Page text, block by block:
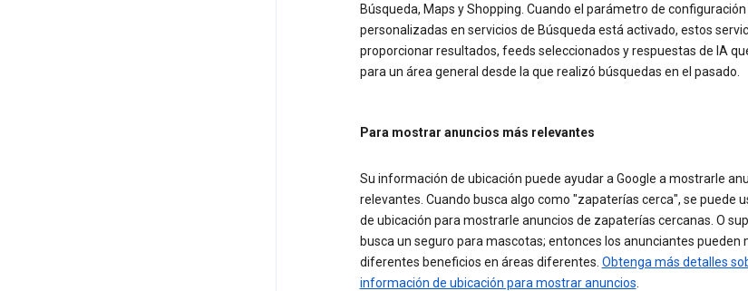
Búsqueda, Maps y Shopping. Cuando el parámetro de
personalizadas en servicios de Búsqueda está activado, estos
proporcionar resultados, feeds seleccionados y respuestas de IA
para un área general desde la que realizó búsquedas en el pasado.
Para mostrar anuncios más relevantes
Su información de ubicación puede ayudar a Google a mostrarle
relevantes. Cuando busca algo como "zapaterías cerca", se puede
de ubicación para mostrarle anuncios de zapaterías cercanas. O
busca un seguro para mascotas; entonces los anunciantes pueden
diferentes beneficios en áreas diferentes. Obtenga más detalles
información de ubicación para mostrar anuncios